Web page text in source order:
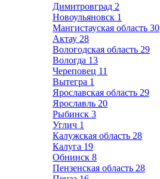
Димитровград 2
Новоульяновск 1
Мангистауская область 30
Актау 28
Вологодская область 29
Вологда 13
Череповец 11
Вытегра 1
Ярославская область 29
Ярославль 20
Рыбинск 3
Углич 1
Калужская область 28
Калуга 19
Обнинск 8
Пензенская область 28